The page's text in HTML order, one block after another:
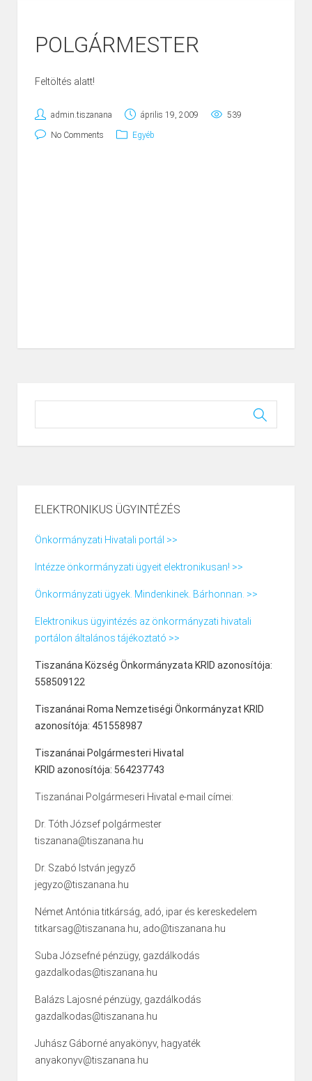
POLGÁRMESTER
Feltöltés alatt!
admin.tiszanana április 19, 2009 539
No Comments Egyéb
ELEKTRONIKUS ÜGYINTÉZÉS
Önkormányzati Hivatali portál >>
Intézze önkormányzati ügyeit elektronikusan! >>
Önkormányzati ügyek. Mindenkinek. Bárhonnan. >>
Elektronikus ügyintézés az önkormányzati hivatali
portálon általános tájékoztató >>
Tiszanána Község Önkormányzata KRID azonosítója:
558509122
Tiszanánai Roma Nemzetiségi Önkormányzat KRID
azonosítója: 451558987
Tiszanánai Polgármesteri Hivatal
KRID azonosítója: 564237743
Tiszanánai Polgármeseri Hivatal e-mail címei:
Dr. Tóth József polgármester
tiszanana@tiszanana.hu
Dr. Szabó István jegyző
jegyzo@tiszanana.hu
Német Antónia titkárság, adó, ipar és kereskedelem
titkarsag@tiszanana.hu, ado@tiszanana.hu
Suba Józsefné pénzügy, gazdálkodás
gazdalkodas@tiszanana.hu
Balázs Lajosné pénzügy, gazdálkodás
gazdalkodas@tiszanana.hu
Juhász Gáborné anyakönyv, hagyaték
anyakonyv@tiszanana.hu